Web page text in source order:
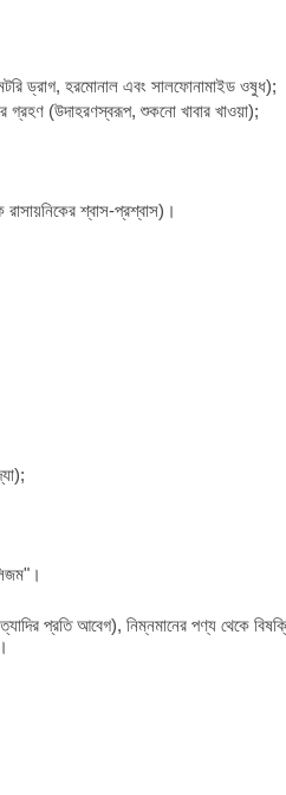
ড্রাগ, হরমোনাল এবং সালফোনামাইড ওষুধ);
গ্রহণ (উদাহরণস্বরূপ, শুকনো খাবার খাওয়া);
রাসায়নিকের শ্বাস-প্রশ্বাস)।
প্রতি আবেগ), নিম্নমানের পণ্য থেকে